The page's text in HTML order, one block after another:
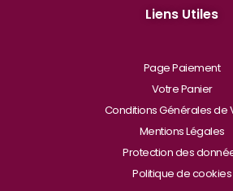
Liens Utiles
Page Paiement
Votre Panier
Conditions Générales de
Mentions Légales
Protection des
Politique de cookies